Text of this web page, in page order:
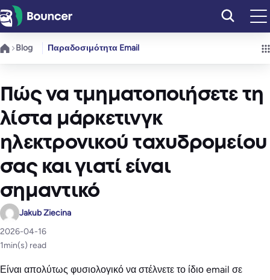
Μετάβαση
στο
περιεχόμενο
Blog Παραδοσιμότητα Email
Πώς να τμηματοποιήσετε τη
λίστα μάρκετινγκ
ηλεκτρονικού ταχυδρομείου
σας και γιατί είναι
σημαντικό
Jakub Ziecina
2026-04-16
1min(s) read
Είναι απολύτως φυσιολογικό να στέλνετε το ίδιο email σε